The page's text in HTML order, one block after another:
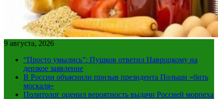
9 августа, 2026
“Просто умылись”: Пушков ответил Навроцкому на
дерзкое заявление
В России объяснили призыв президента Польши «бить
москаля»
Политолог оценил вероятность выдачи Россией морпеха